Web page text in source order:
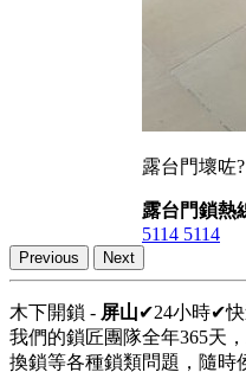
露台門壞咗
露台門鎖熱
5114 5114
Previous Next
木下開鎖 - 屏山✔24小時✔
我們的鎖匠團隊全年365天
換鎖等各種鎖類問題，隨時